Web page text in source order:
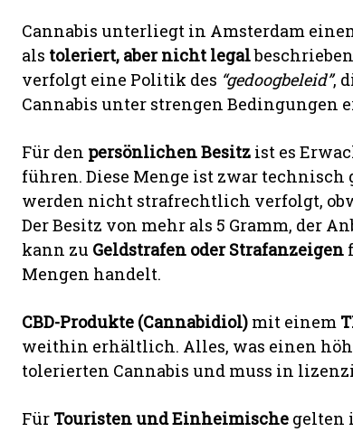
Cannabis unterliegt in Amsterdam
als toleriert, aber nicht legal
verfolgt eine Politik des “gedoogbeleid”,
Cannabis unter strengen Bedingungen
Für den persönlichen Besitz ist es
führen. Diese Menge ist zwar
werden nicht strafrechtlich verfolgt,
Der Besitz von mehr als 5 Gramm, der
kann zu Geldstrafen oder Strafanzeigen
Mengen handelt.
CBD-Produkte (Cannabidiol) mit einem
weithin erhältlich. Alles, was einen
tolerierten Cannabis und muss in
Für Touristen und Einheimische gelten